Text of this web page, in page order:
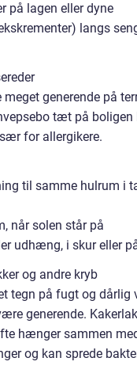
på lagen eller dyne
langs
generende på
tæt på boligen
for allergikere.
til samme hulrum i
når solen står på
udhæng, i skur eller
og andre kryb
tegn på fugt og dårlig
generende.
hænger sammen
og kan sprede